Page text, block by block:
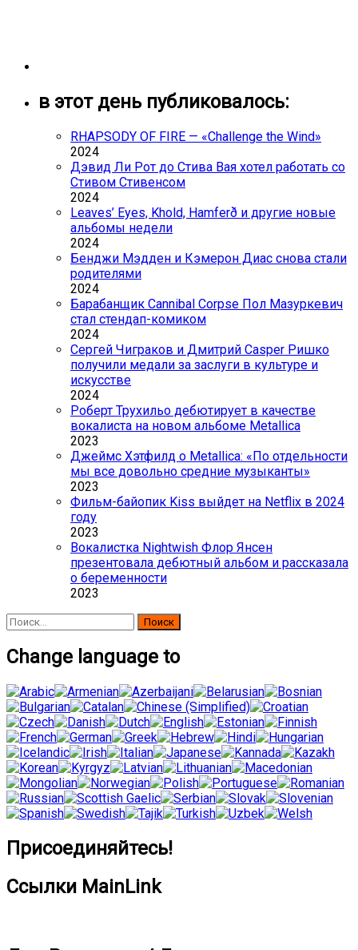
в этот день публиковалось:
RHAPSODY OF FIRE — «Challenge the Wind»
2024
Дэвид Ли Рот до Стива Вая хотел работать со
Стивом Стивенсом
2024
Leaves’ Eyes, Khold, Hamferð и другие новые
альбомы недели
2024
Бенджи Мэдден и Кэмерон Диас снова стали
родителями
2024
Барабанщик Cannibal Corpse Пол Мазуркевич
стал стендап-комиком
2024
Сергей Чиграков и Дмитрий Casper Ришко
получили медали за заслуги в культуре и
искусстве
2024
Роберт Трухильо дебютирует в качестве
вокалиста на новом альбоме Metallica
2023
Джеймс Хэтфилд о Metallica: «По отдельности
мы все довольно средние музыканты»
2023
Фильм-байопик Kiss выйдет на Netflix в 2024
году
2023
Вокалистка Nightwish Флор Янсен
презентовала дебютный альбом и рассказала
о беременности
2023
Найти:
Change language to
Присоединяйтесь!
Ссылки MainLink